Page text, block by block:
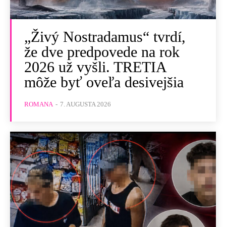
„Živý Nostradamus“ tvrdí,
že dve predpovede na rok
2026 už vyšli. TRETIA
môže byť oveľa desivejšia
ROMANA - 7. AUGUSTA 2026